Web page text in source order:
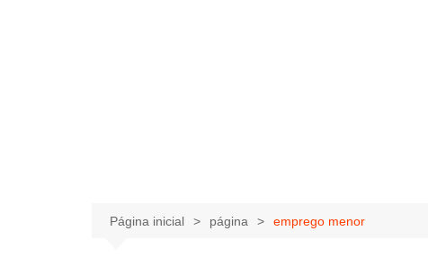
Página inicial página emprego menor